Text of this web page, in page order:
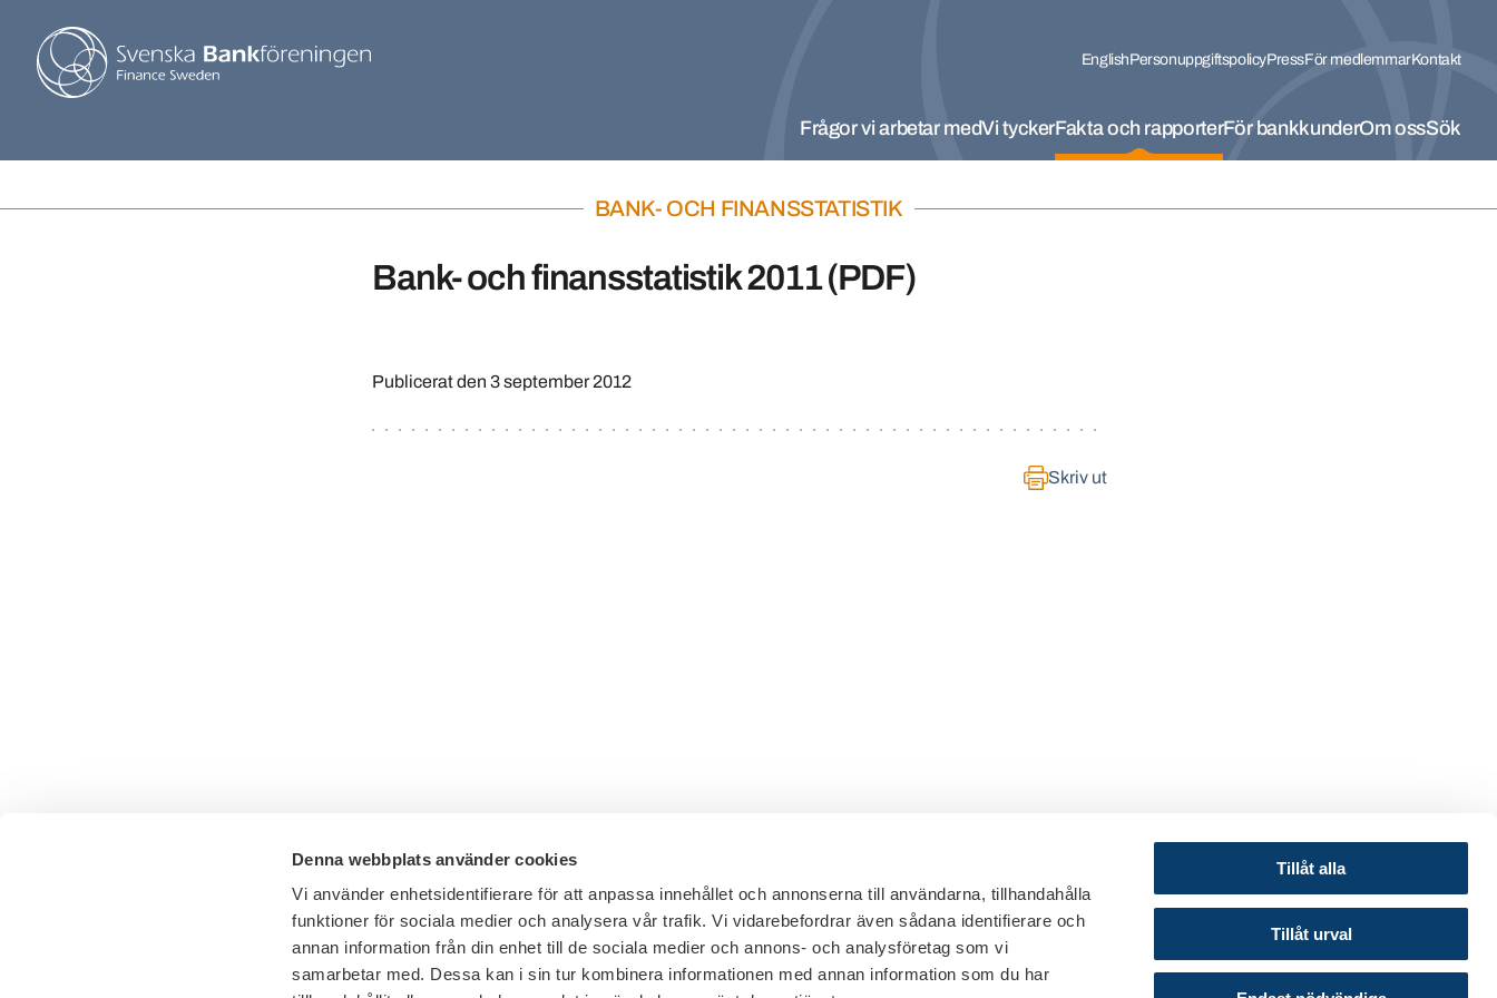
Denna webbplats använder cookies
Vi använder enhetsidentifierare för att anpassa innehållet och annonserna till användarna, tillhandahålla
funktioner för sociala medier och analysera vår trafik. Vi vidarebefordrar även sådana identifierare och
annan information från din enhet till de sociala medier och annons- och analysföretag som vi
samarbetar med. Dessa kan i sin tur kombinera informationen med annan information som du har
Tillåt alla
Tillåt urval
EnglishPersonuppgiftspolicyPressFör medlemmarKontakt
Frågor vi arbetar medVi tyckerFakta och rapporterFör bankkunderOm ossSök
BANK- OCH FINANSSTATISTIK
Bank- och finansstatistik 2011 (PDF)
Publicerat den 3 september 2012
Skriv ut
Telefon växel: 08 - 453 44 00
E-post:info@financesweden.se
© 2024 Svenska Bankföreningen
Cookies